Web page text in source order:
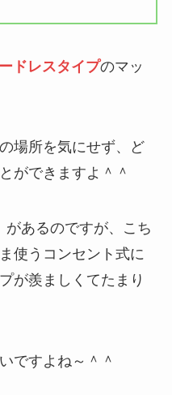
ドレスタイプのマッ
場所を気にせず、ど
ができますよ＾＾
あるのですが、こち
使うコンセント式に
が羨ましくてたまり
ですよね～＾＾